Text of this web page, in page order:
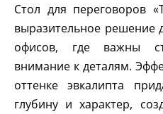
Стол для переговоров
выразительное решение
офисов, где важны
внимание к деталям.
оттенке эвкалипта
глубину и характер,